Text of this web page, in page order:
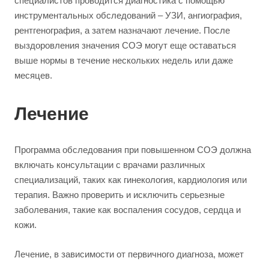
инструментальных обследований – УЗИ, ангиография,
рентгенография, а затем назначают лечение. После
выздоровления значения СОЭ могут еще оставаться
выше нормы в течение нескольких недель или даже
месяцев.
Лечение
Программа обследования при повышенном СОЭ должна
включать консультации с врачами различных
специализаций, таких как гинекология, кардиология или
терапия. Важно проверить и исключить серьезные
заболевания, такие как воспаления сосудов, сердца и
кожи.
Лечение, в зависимости от первичного диагноза, может